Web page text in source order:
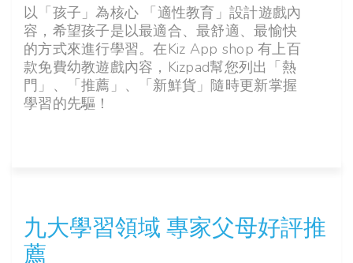
以「孩子」為核心 「適性教育」設計遊戲內
容，希望孩子是以最適合、最舒適、最愉快
的方式來進行學習。在Kiz App shop 有上百
款免費幼教遊戲內容，Kizpad幫您列出「熱
門」、「推薦」、「新鮮貨」隨時更新掌握
學習的先驅！
九大學習領域 專家父母好評推
薦